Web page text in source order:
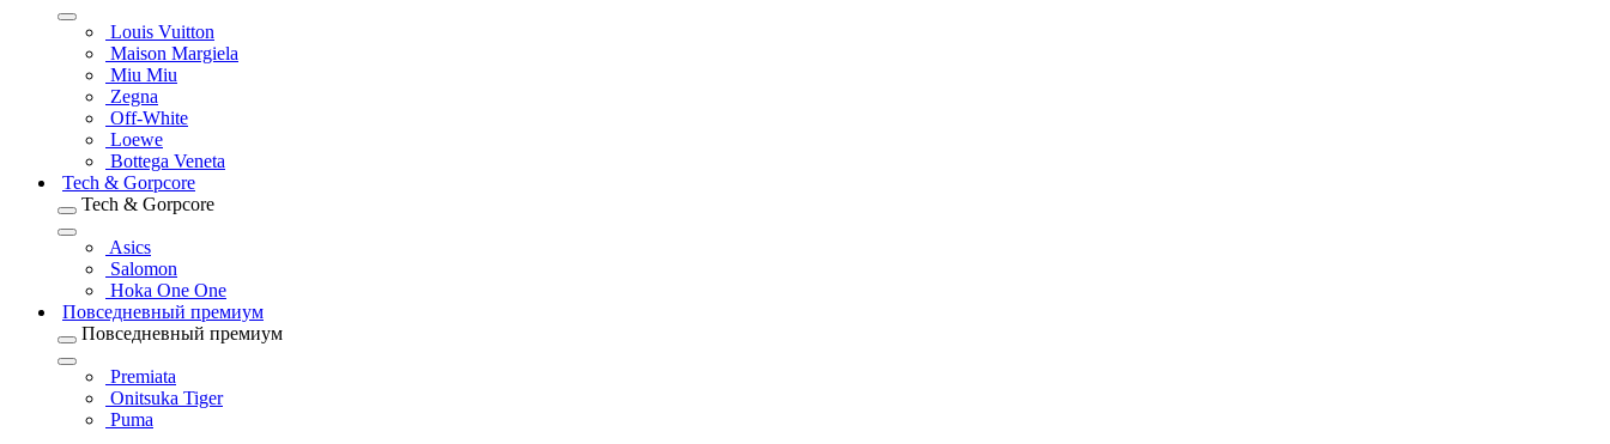
Louis Vuitton
Maison Margiela
Miu Miu
Zegna
Off-White
Loewe
Bottega Veneta
Tech & Gorpcore
Tech & Gorpcore
Asics
Salomon
Hoka One One
Повседневный премиум
Повседневный премиум
Premiata
Onitsuka Tiger
Puma